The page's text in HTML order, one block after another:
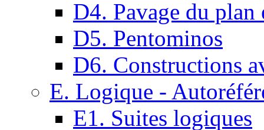
D4. Pavage du plan
D5. Pentominos
D6. Constructions
E. Logique -
E1. Suites logiques